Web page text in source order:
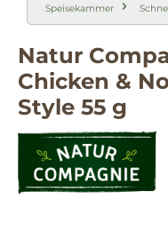
Speisekammer
Natur
Chicken &
Style 55 g